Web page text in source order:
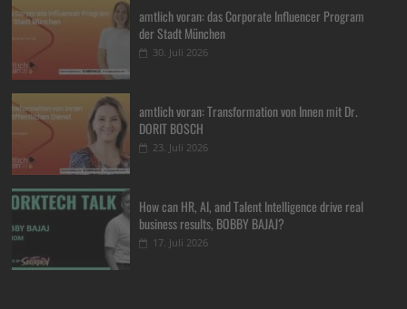
amtlich voran: das Corporate Influencer Program
der Stadt München
30. Juli 2026
amtlich voran: Transformation von Innen mit Dr.
DORIT BOSCH
23. Juli 2026
How can HR, AI, and Talent Intelligence drive real
business results, BOBBY BAJAJ?
17. Juli 2026